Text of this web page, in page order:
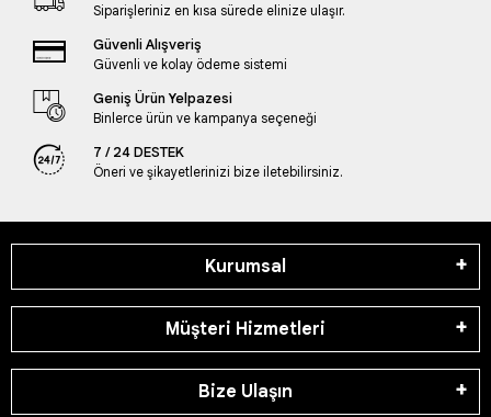
Siparişleriniz en kısa sürede elinize ulaşır.
Güvenli Alışveriş
Güvenli ve kolay ödeme sistemi
Geniş Ürün Yelpazesi
Binlerce ürün ve kampanya seçeneği
7 / 24 DESTEK
Öneri ve şikayetlerinizi bize iletebilirsiniz.
Kurumsal
Müşteri Hizmetleri
Bize Ulaşın